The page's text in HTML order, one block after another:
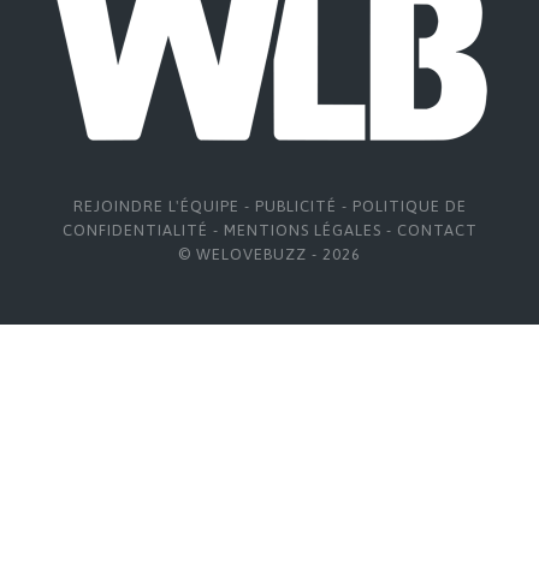
REJOINDRE L'ÉQUIPE - PUBLICITÉ - POLITIQUE DE
CONFIDENTIALITÉ - MENTIONS LÉGALES - CONTACT
© WELOVEBUZZ - 2026